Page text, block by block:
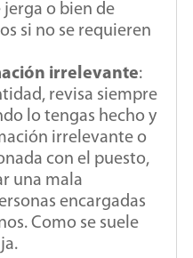
o bien de
si no se requieren
irrelevante:
revisa siempre
lo tengas hecho y
irrelevante o
con el puesto,
una mala
encargadas
Como se suele